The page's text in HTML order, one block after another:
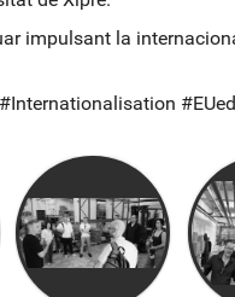
impulsant la